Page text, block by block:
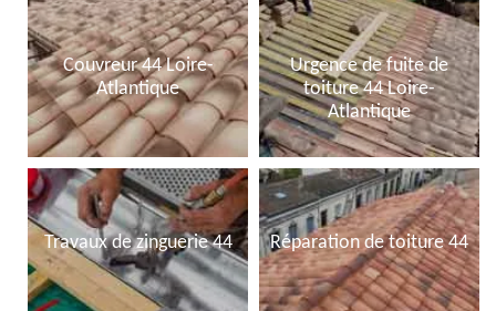
Couvreur 44 Loire-
Atlantique
Urgence de fuite de
toiture 44 Loire-
Atlantique
Travaux de zinguerie 44 Réparation de toiture 44